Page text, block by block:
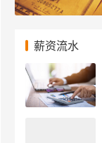
薪资流水